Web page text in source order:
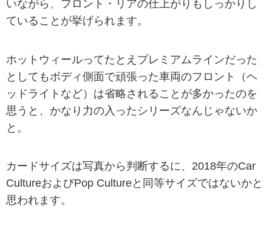
いながら、フロント・リアの仕上がりもしっかりし
ていることが挙げられます。
ホットウィールってたとえプレミアムラインだった
としてもボディ側面で頑張った車両のフロント（ヘ
ッドライトなど）は省略されることが多かったのを
思うと、かなり力の入ったシリーズなんじゃないか
と。
カードサイズは写真から判断するに、2018年のCar
CultureおよびPop Cultureと同等サイズではないかと
思われます。